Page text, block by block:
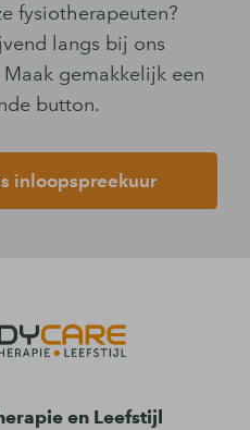
fysiotherapeuten?
langs bij ons
gemakkelijk een
button.
inloopspreekuur
en Leefstijl